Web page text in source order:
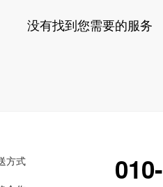
没有找到您需要的服务
方式